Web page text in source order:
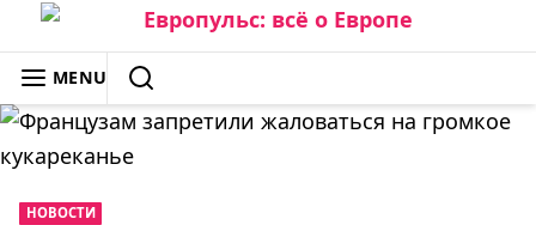
Skip
to
content
ЕВРОПУЛЬС: ВСЁ О ЕВРОПЕ
MENU
SEARCH
НОВОСТИ